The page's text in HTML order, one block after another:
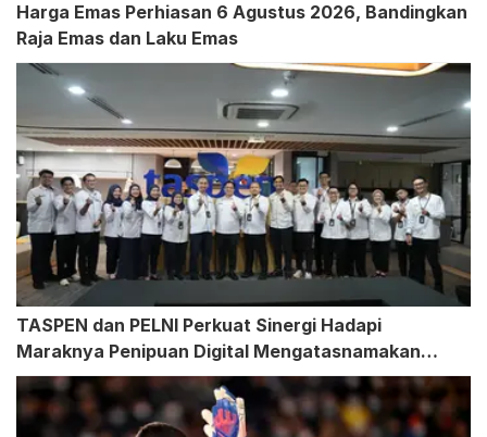
Harga Emas Perhiasan 6 Agustus 2026, Bandingkan
Raja Emas dan Laku Emas
TASPEN dan PELNI Perkuat Sinergi Hadapi
Maraknya Penipuan Digital Mengatasnamakan
Perusahaan